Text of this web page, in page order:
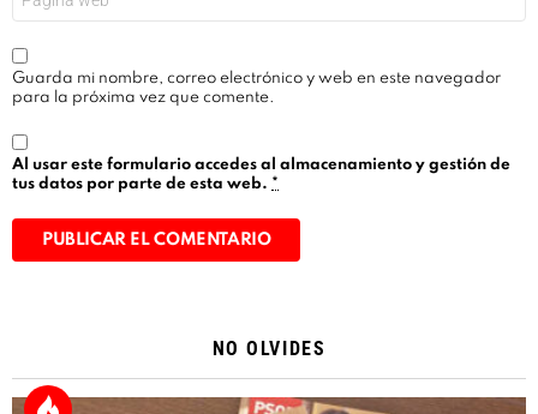
Guarda mi nombre, correo electrónico y web en este navegador
para la próxima vez que comente.
Al usar este formulario accedes al almacenamiento y gestión de
tus datos por parte de esta web. *
NO OLVIDES